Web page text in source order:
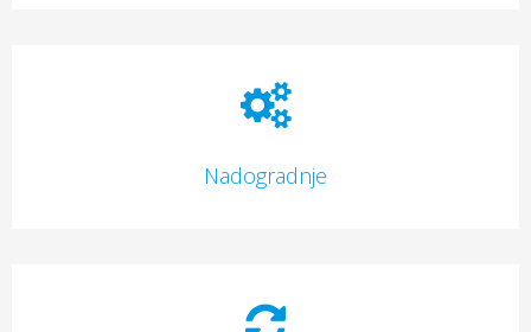
Nadogradnje